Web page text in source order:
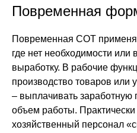
Повременная
Повременная СОТ
где нет необходимости
выработку. В рабочие
производство товаров или
– выплачивать заработную
объем работы.
хозяйственный персонал